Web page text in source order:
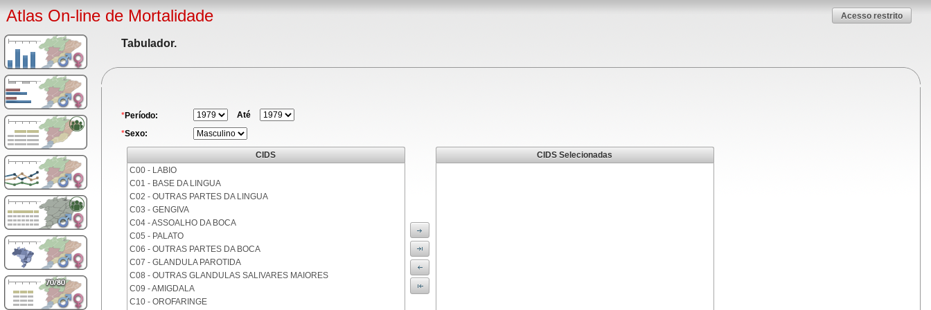
Atlas On-line de Mortalidade Acesso restrito
Tabulador.
*Período:
Até
*Sexo:
CIDS
C00 - LABIO
C01 - BASE DA LINGUA
C02 - OUTRAS PARTES DA LINGUA
C03 - GENGIVA
C04 - ASSOALHO DA BOCA
C05 - PALATO
C06 - OUTRAS PARTES DA BOCA
C07 - GLANDULA PAROTIDA
C08 - OUTRAS GLANDULAS SALIVARES MAIORES
C09 - AMIGDALA
C10 - OROFARINGE
CIDS Selecionadas